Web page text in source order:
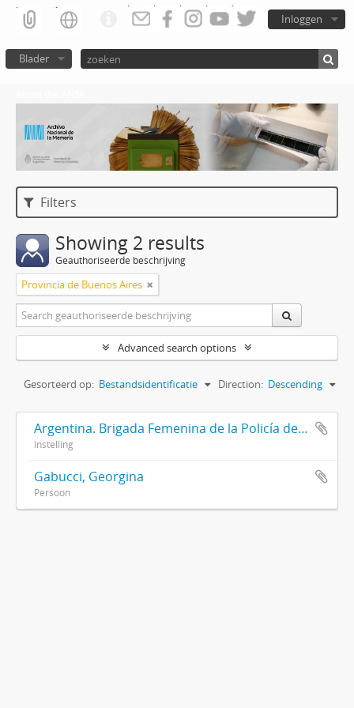
Inloggen
Blader
Filters
Showing 2 results
Geauthoriseerde beschrijving
Provincia de Buenos Aires
Advanced search options
Gesorteerd op: Bestandsidentificatie Direction: Descending
Argentina. Brigada Femenina de la Policía de la Provincia de Buenos Aires
Instelling
Gabucci, Georgina
Persoon